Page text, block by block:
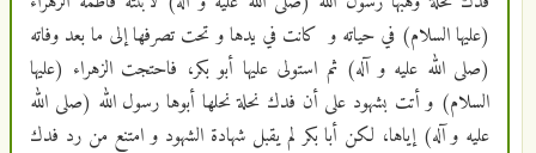
(عليها السلام) في حياته و كانت في يدها و تحت تصرفها إلى ما بعد وفاته
(صلى الله عليه و آله) ثم استولى عليها أبو بكر، فاحتجت الزهراء (عليها
السلام) و أتت بشهود على أن فدك نحلة نحلها أبوها رسول الله (صلى الله
عليه و آله) إياها، لكن أبا بكر لم يقبل شهادة الشهود و امتنع من رد فدك